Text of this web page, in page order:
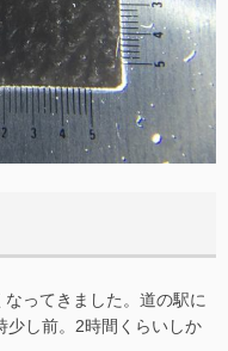
ってきました。道の駅に
少し前。2時間くらいしか